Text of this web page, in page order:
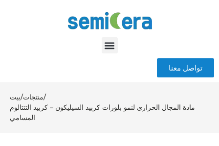
تواصل معنا
بيت/منتجات/
مادة المجال الحراري لنمو بلورات كربيد السيليكون – كربيد التنتالوم
المسامي